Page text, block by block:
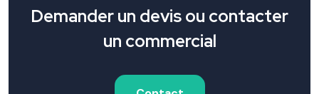
Demander un devis ou contacter
un commercial